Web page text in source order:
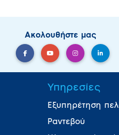
Ακολουθήστε μας
Υπηρεσίες
Εξυπηρέτηση
Ραντεβού